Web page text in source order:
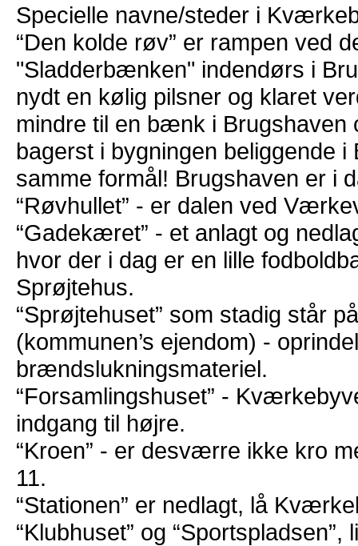
Specielle navne/steder i
“Den kolde røv” er rampen ved
"Sladderbænken" indendørs i
nydt en kølig pilsner og klaret
mindre til en bænk i Brugshaven
bagerst i bygningen beliggende
samme formål! Brugshaven er i
“Røvhullet” - er dalen ved
“Gadekæret” - et anlagt og
hvor der i dag er en lille
Sprøjtehus.
“Sprøjtehuset” som stadig står
(kommunen’s ejendom) -
brændslukningsmateriel.
“Forsamlingshuset” -
indgang til højre.
“Kroen” - er desværre ikke kro
11.
“Stationen” er nedlagt, lå
“Klubhuset” og